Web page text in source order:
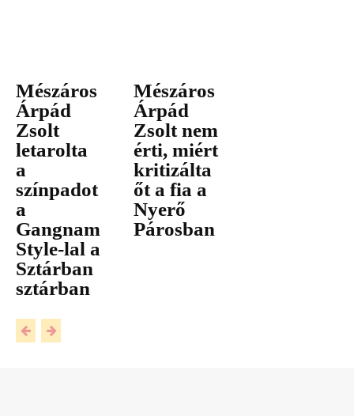
Mészáros
Árpád
Zsolt
letarolta
a
színpadot
a
Gangnam
Style-lal a
Sztárban
sztárban
Mészáros
Árpád
Zsolt nem
érti, miért
kritizálta
őt a fia a
Nyerő
Párosban